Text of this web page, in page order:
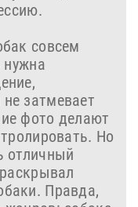
совсем
нужна
затмевает
фото делают
Но
отличный
Правда,